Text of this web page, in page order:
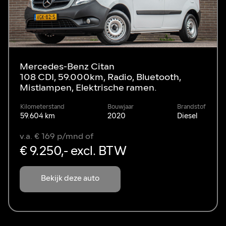
Mercedes-Benz Citan
108 CDI, 59.000km, Radio, Bluetooth,
Mistlampen, Elektrische ramen.
Kilometerstand
59.604 km
Bouwjaar
2020
Brandstof
Diesel
Bekijk deze auto
v.a. € 169 p/mnd of
€ 9.250,- excl. BTW